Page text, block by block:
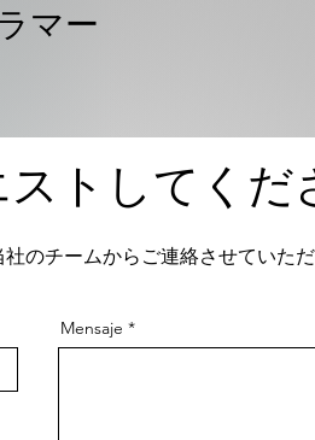
マー
トしてくだ
のチームからご連絡させていただ
Mensaje